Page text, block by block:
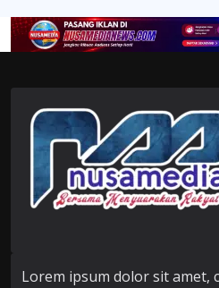
Lorem ipsum dolor sit amet,